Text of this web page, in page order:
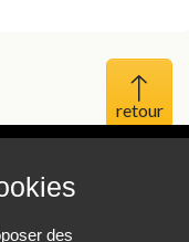
des
Haut